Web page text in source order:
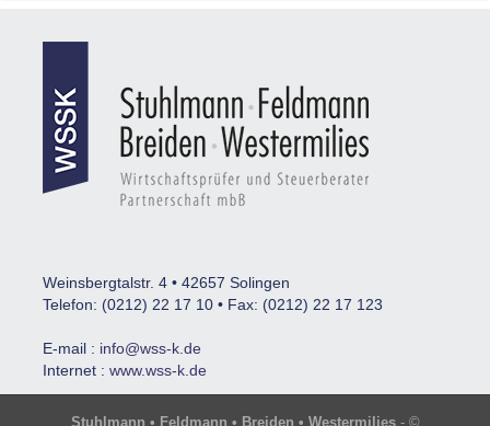
Weinsbergtalstr. 4 • 42657 Solingen
Telefon: (0212) 22 17 10 • Fax: (0212) 22 17 123
E-mail : info@wss-k.de
Internet : www.wss-k.de
Stuhlmann • Feldmann • Breiden • Westermilies- ©